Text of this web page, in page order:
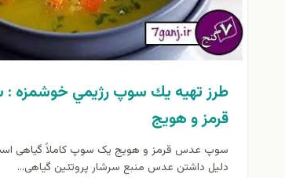
طرز تهيه يك سوپ رژيمي
قرمز و هویج
سوپ عدس قرمز و هویج یک سوپ کاملاً گیاهی
دلیل داشتن عدس منبع سرشار پروتئین گیاهی...